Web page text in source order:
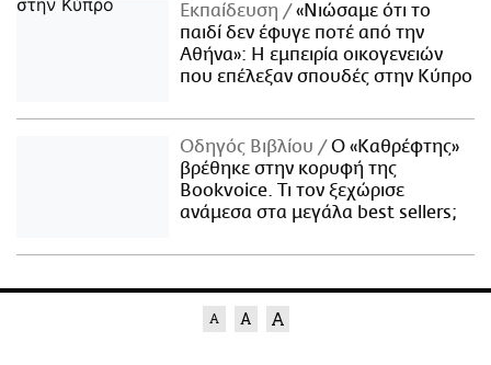
Εκπαίδευση
«Νιώσαμε ότι το
παιδί δεν έφυγε ποτέ από την
Αθήνα»: Η εμπειρία οικογενειών
που επέλεξαν σπουδές στην Κύπρο
Οδηγός Βιβλίου
Ο «Καθρέφτης»
βρέθηκε στην κορυφή της
Bookvoice. Τι τον ξεχώρισε
ανάμεσα στα μεγάλα best sellers;